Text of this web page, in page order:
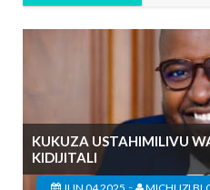
KUKUZA USTAHIMILIVU
KIDIJITALI
-